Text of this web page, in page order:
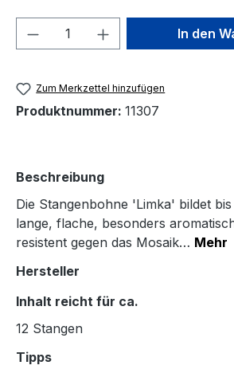
Produkt Anzahl: GibIn den
Zum Merkzettel hinzufügen
Produktnummer: 11307
Beschreibung
Die Stangenbohne 'Limka' bildet
lange, flache, besonders
resistent gegen das Mosaik… Mehr
Hersteller
Inhalt reicht für ca.
12 Stangen
Tipps